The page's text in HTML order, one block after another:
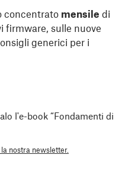
concentrato mensile di
firmware, sulle nuove
generici per i
l'e-book “Fondamenti di
nostra newsletter.